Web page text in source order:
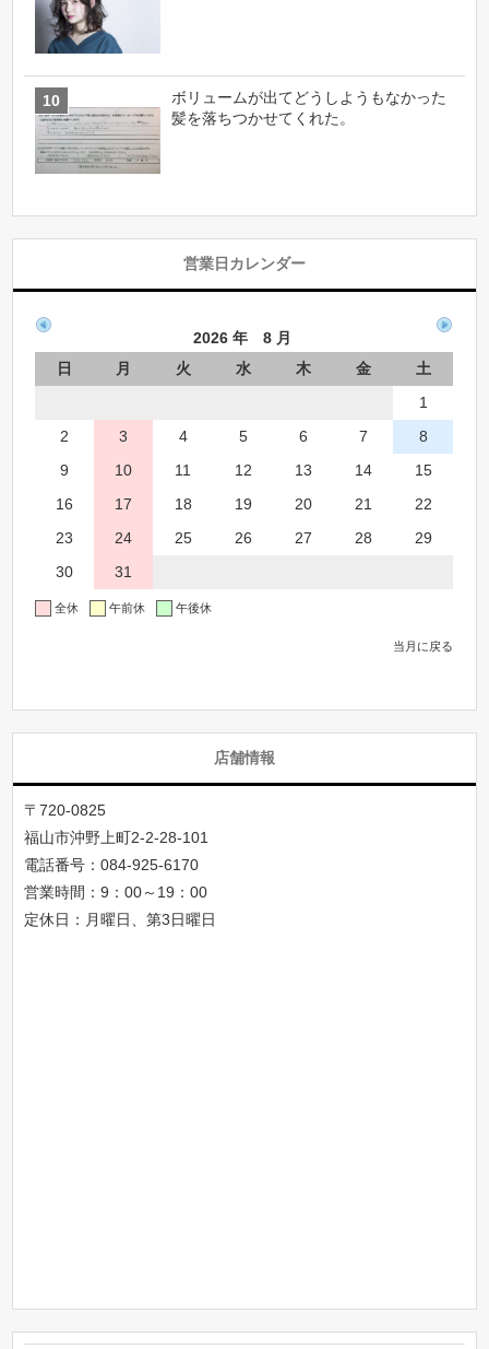
ボリュームが出てどうしようもなかった
髪を落ちつかせてくれた。
営業日カレンダー
2026 年 8 月
日
月 火 水 木 金
土
1
2
3 4 5 6 7
8
9
10 11 12 13 14
15
16
17 18 19 20 21
22
23
24 25 26 27 28
29
30
31
全休 午前休 午後休
当月に戻る
店舗情報
〒720-0825
福山市沖野上町2-2-28-101
電話番号：084-925-6170
営業時間：9：00～19：00
定休日：月曜日、第3日曜日